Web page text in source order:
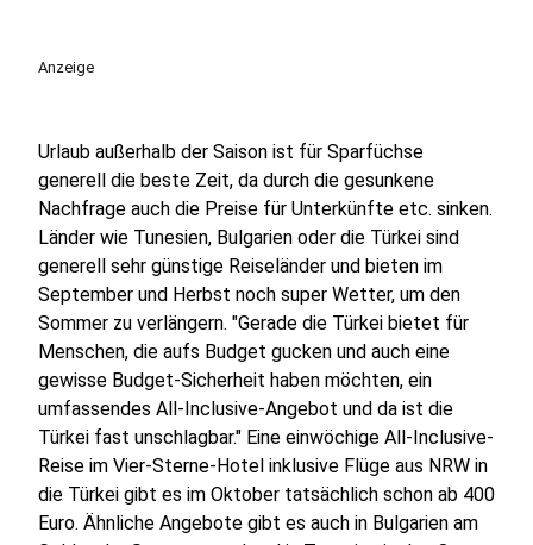
Anzeige
Urlaub außerhalb der Saison ist für Sparfüchse
generell die beste Zeit, da durch die gesunkene
Nachfrage auch die Preise für Unterkünfte etc. sinken.
Länder wie Tunesien, Bulgarien oder die Türkei sind
generell sehr günstige Reiseländer und bieten im
September und Herbst noch super Wetter, um den
Sommer zu verlängern. "Gerade die Türkei bietet für
Menschen, die aufs Budget gucken und auch eine
gewisse Budget-Sicherheit haben möchten, ein
umfassendes All-Inclusive-Angebot und da ist die
Türkei fast unschlagbar." Eine einwöchige All-Inclusive-
Reise im Vier-Sterne-Hotel inklusive Flüge aus NRW in
die Türkei gibt es im Oktober tatsächlich schon ab 400
Euro. Ähnliche Angebote gibt es auch in Bulgarien am